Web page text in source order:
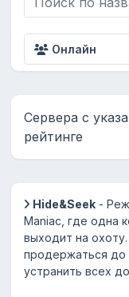
Онлайн
Сервера с
рейтинге
Hide&Seek -
Maniac, где одна
выходит на
продержаться до
устранить всех